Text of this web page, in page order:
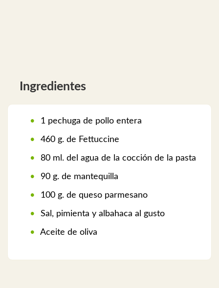
Ingredientes
1 pechuga de pollo entera
460 g. de Fettuccine
80 ml. del agua de la cocción de la pasta
90 g. de mantequilla
100 g. de queso parmesano
Sal, pimienta y albahaca al gusto
Aceite de oliva